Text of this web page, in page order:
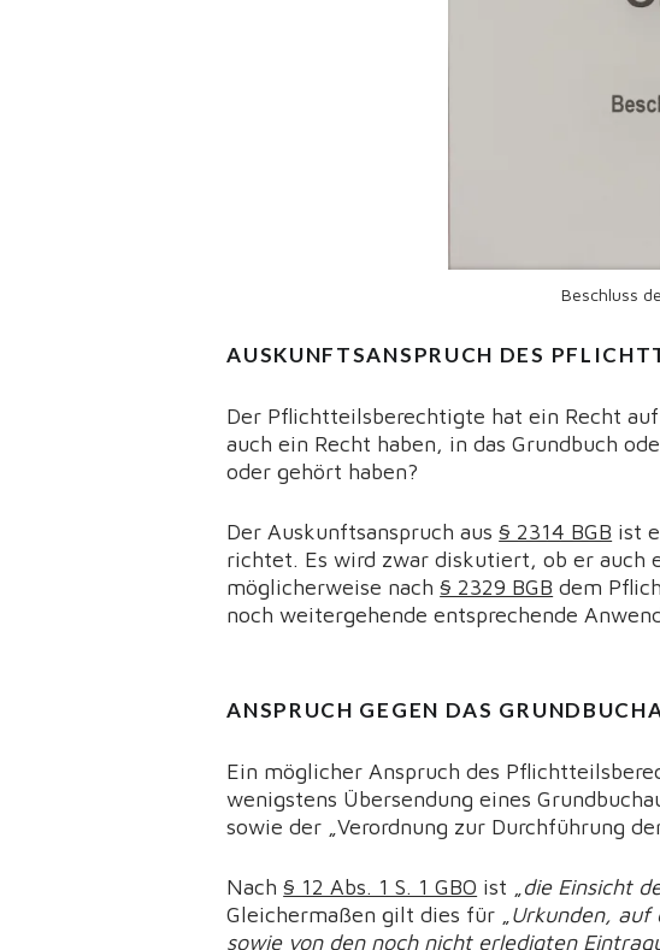
Beschluss
AUSKUNFTSANSPRUCH DES
Der Pflichtteilsberechtigte hat ein Recht
auch ein Recht haben, in das Grundbuch
oder gehört haben?
Der Auskunftsanspruch aus§ 2314 BGB ist
richtet. Es wird zwar diskutiert, ob er auch
möglicherweise nach§ 2329 BGB dem
noch weitergehende entsprechende
ANSPRUCH GEGEN DAS
Ein möglicher Anspruch des
wenigstens Übersendung eines
sowie der „Verordnung zur Durchführung
Nach§ 12 Abs. 1 S. 1 GBO ist „ dieEinsicht
Gleichermaßen gilt dies für
Urkunden, auf
sowie von den noch nicht erledigten